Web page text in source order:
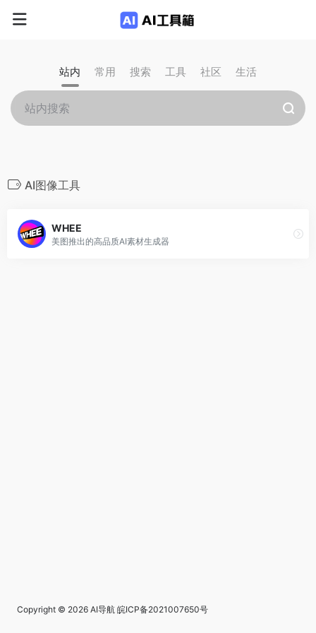
站内 常用 搜索 工具 社区 生活
AI图像工具
WHEE
美图推出的高品质AI素材生成器
Copyright © 2026 AI导航 皖ICP备2021007650号